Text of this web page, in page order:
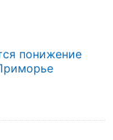
понижение